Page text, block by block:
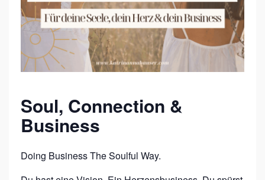
N
E
S
S
I
R
L
Soul, Connection &
Business
Doing Business The Soulful Way.